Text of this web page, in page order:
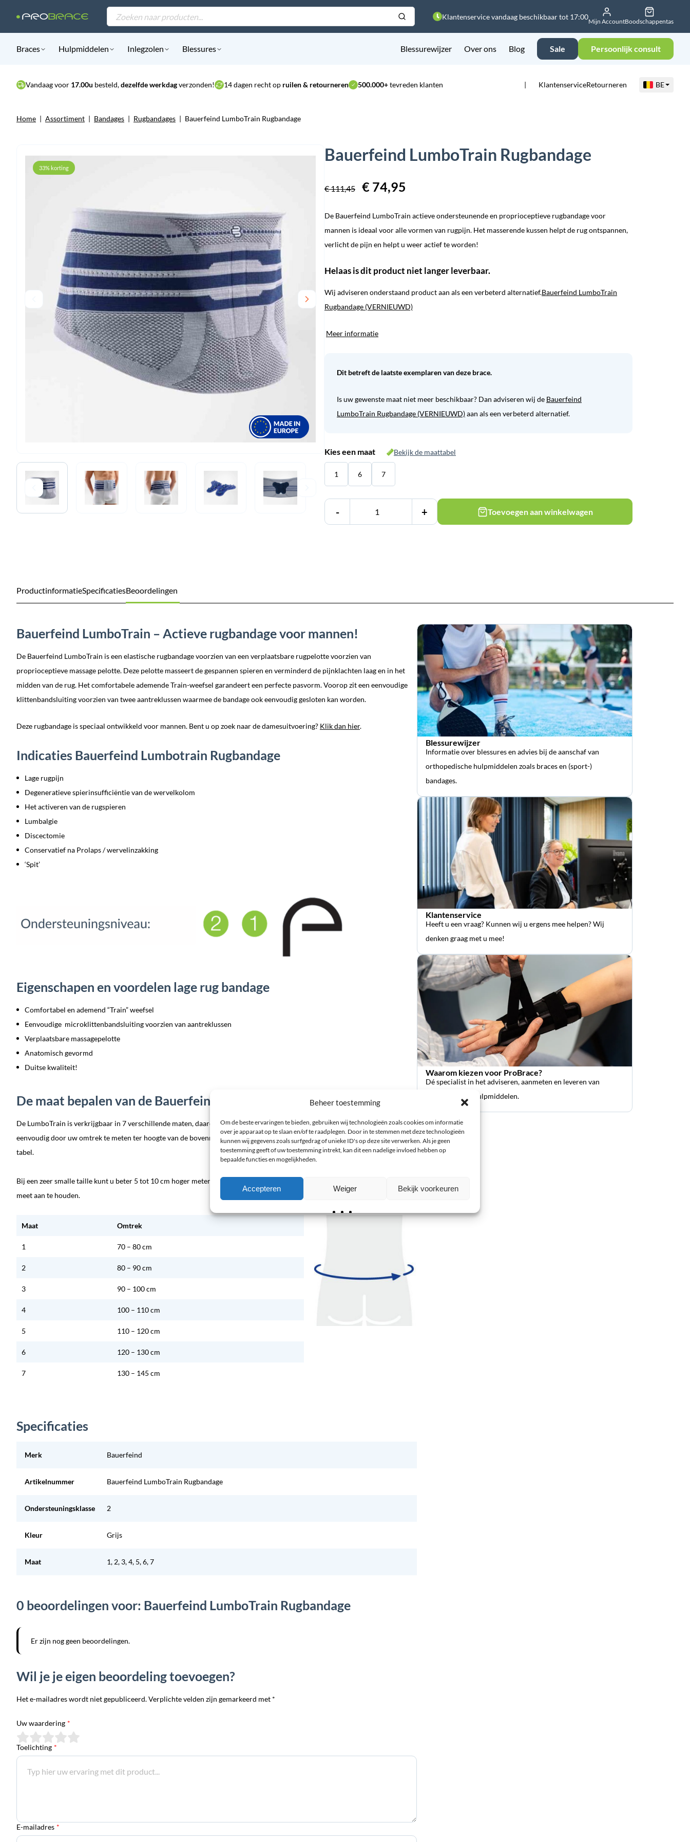
Beheer toestemming
Om de beste ervaringen te bieden, gebruiken wij technologieën zoals cookies om informatie
over je apparaat op te slaan en/of te raadplegen. Door in te stemmen met deze technologieën
kunnen wij gegevens zoals surfgedrag of unieke ID's op deze site verwerken. Als je geen
toestemming geeft of uw toestemming intrekt, kan dit een nadelige invloed hebben op
bepaalde functies en mogelijkheden.
Accepteren Weiger Bekijk voorkeuren
Products
search
Klantenservice vandaag beschikbaar tot 17:00
Mijn AccountBoodschappentas
Braces Hulpmiddelen Inlegzolen Blessures Blessurewijzer Over ons Blog Sale Persoonlijk consult
Vandaag voor 17.00u besteld,dezelfde werkdagverzonden! 14 dagen recht op ruilen & retourneren 500.000+tevreden klanten KlantenserviceRetourneren BE
Home | Assortiment | Bandages | Rugbandages | Bauerfeind LumboTrain Rugbandage
33% korting
Bauerfeind LumboTrain Rugbandage
€111,45
Oorspronkelijke
was:
€ 111,45.
€ 74,95
€ 74,95.
De Bauerfeind LumboTrain actieve ondersteunende en proprioceptieve rugbandage voor
mannen is ideaal voor alle vormen van rugpijn. Het masserende kussen helpt de rug ontspannen,
verlicht de pijn en helpt u weer actief te worden!
Helaas is dit product niet langer leverbaar.
Wij adviseren onderstaand product aan als een verbeterd alternatief.Bauerfeind LumboTrain
Rugbandage (VERNIEUWD)
Meer informatie
Dit betreft de laatste exemplaren van deze brace.
Is uw gewenste maat niet meer beschikbaar? Dan adviseren wij de Bauerfeind
LumboTrain Rugbandage (VERNIEUWD)aan als een verbeterd alternatief.
Kies een maat Bekijk de maattabel
1 6 7
- + Toevoegen aan winkelwagen
ProductinformatieSpecificatiesBeoordelingen
Bauerfeind LumboTrain – Actieve rugbandage voor mannen!
De Bauerfeind LumboTrain is een elastische rugbandage voorzien van een verplaatsbare rugpelotte voorzien van
proprioceptieve massage pelotte. Deze pelotte masseert de gespannen spieren en verminderd de pijnklachten laag en in het
midden van de rug. Het comfortabele ademende Train-weefsel garandeert een perfecte pasvorm. Voorop zit een eenvoudige
klittenbandsluiting voorzien van twee aantreklussen waarmee de bandage ook eenvoudig gesloten kan worden.
Deze rugbandage is speciaal ontwikkeld voor mannen. Bent u op zoek naar de damesuitvoering? Klik dan hier.
Indicaties Bauerfeind Lumbotrain Rugbandage
Lage rugpijn
Degeneratieve spierinsufficiëntie van de wervelkolom
Het activeren van de rugspieren
Lumbalgie
Discectomie
Conservatief na Prolaps / wervelinzakking
‘Spit’
Eigenschapen en voordelen lage rug bandage
Comfortabel en ademend “Train” weefsel
Eenvoudige microklittenbandsluiting voorzien van aantreklussen
Verplaatsbare massagepelotte
Anatomisch gevormd
Duitse kwaliteit!
De maat bepalen van de Bauerfeind Lumbotrain Rugbandage
De LumboTrain is verkrijgbaar in 7 verschillende maten, daarom is het belangrijk de juiste maat te bepalen. U kunt dit
eenvoudig door uw omtrek te meten ter hoogte van de bovenrand van uw bekken. Lees vervolgens de maat af in onderstaande
tabel.
Bij een zeer smalle taille kunt u beter 5 tot 10 cm hoger meten. Bij een brede taille adviseren wij u de grootste omvang die u
meet aan te houden.
Maat Omtrek
1 70 – 80 cm
2 80 – 90 cm
3 90 – 100 cm
4 100 – 110 cm
5 110 – 120 cm
6 120 – 130 cm
7 130 – 145 cm
Specificaties
Merk Bauerfeind
Artikelnummer Bauerfeind LumboTrain Rugbandage
Ondersteuningsklasse 2
Kleur Grijs
Maat 1, 2, 3, 4, 5, 6, 7
0 beoordelingen voor: Bauerfeind LumboTrain Rugbandage
Er zijn nog geen beoordelingen.
Wil je je eigen beoordeling toevoegen?
Het e-mailadres wordt niet gepubliceerd. Verplichte velden zijn gemarkeerd met *
Uw waardering *
Toelichting *
E-mailadres *
Blessurewijzer
Informatie over blessures en advies bij de aanschaf van
orthopedische hulpmiddelen zoals braces en (sport-)
bandages.
Klantenservice
Heeft u een vraag? Kunnen wij u ergens mee helpen? Wij
denken graag met u mee!
Waarom kiezen voor ProBrace?
Dé specialist in het adviseren, aanmeten en leveren van
orthopedische hulpmiddelen.